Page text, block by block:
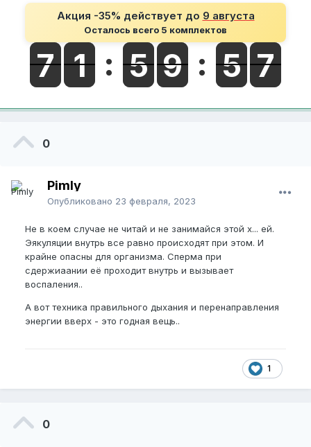
Акция -35% действует до 9 августа
Осталось всего 5 комплектов
0
Pimly
Опубликовано 23 февраля, 2023
Не в коем случае не читай и не занимайся этой х... ей.
Эякуляции внутрь все равно происходят при этом. И
крайне опасны для организма. Сперма при
сдержиаании еë проходит внутрь и вызывает
воспаления..
А вот техника правильного дыхания и перенаправления
энергии вверх - это годная вещь..
1
0